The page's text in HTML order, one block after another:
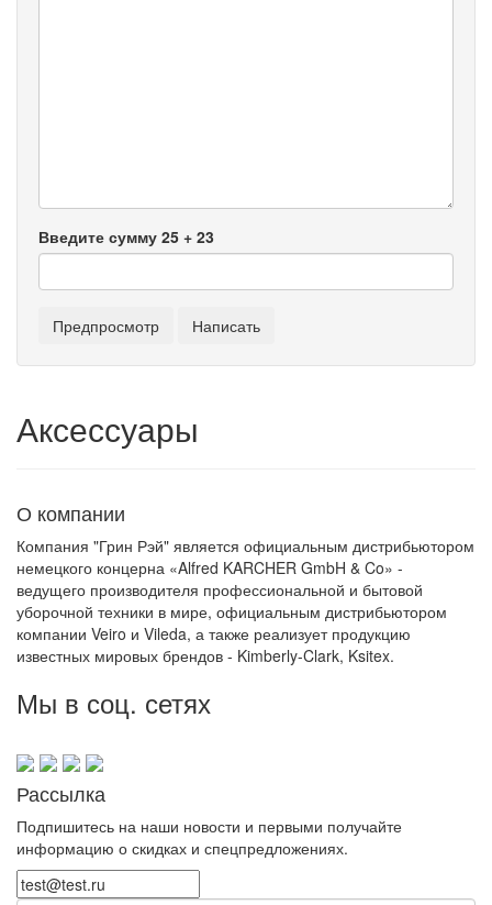
Введите сумму 25 + 23
Аксессуары
О компании
Компания "Грин Рэй" является официальным дистрибьютором
немецкого концерна «Alfred KARCHER GmbH & Co» -
ведущего производителя профессиональной и бытовой
уборочной техники в мире, официальным дистрибьютором
компании Veiro и Vileda, а также реализует продукцию
известных мировых брендов - Kimberly-Clark, Ksitex.
Мы в соц. сетях
Рассылка
Подпишитесь на наши новости и первыми получайте
информацию о скидках и спецпредложениях.